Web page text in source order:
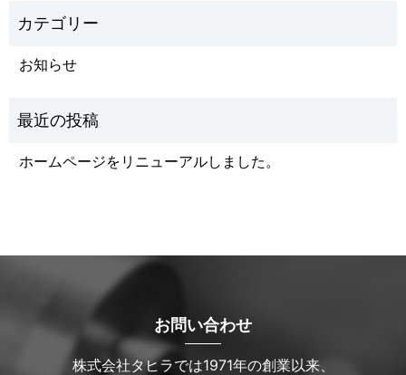
お知らせ
ホームページをリニューアルしました。
お問い合わせ
株式会社タヒラでは1971年の創業以来、